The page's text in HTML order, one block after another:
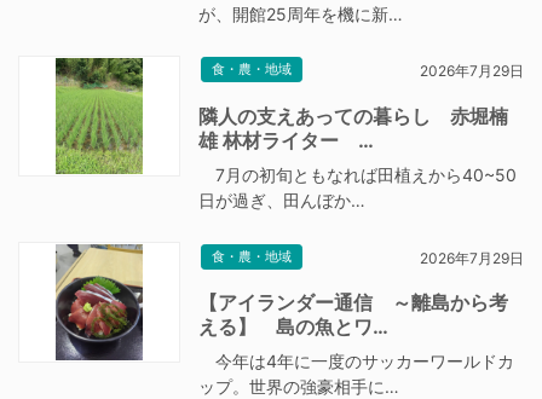
が、開館25周年を機に新…
食・農・地域 2026年7月29日
隣人の支えあっての暮らし 赤堀楠
雄 林材ライター …
7月の初旬ともなれば田植えから40~50
日が過ぎ、田んぼか…
食・農・地域 2026年7月29日
【アイランダー通信 ～離島から考
える】 島の魚とワ…
今年は4年に一度のサッカーワールドカ
ップ。世界の強豪相手に…